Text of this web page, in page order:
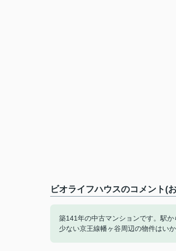
ビオライフハウスのコメント(
築141年の中古マンションです。駅
少ない京王線幡ヶ谷周辺の物件はい